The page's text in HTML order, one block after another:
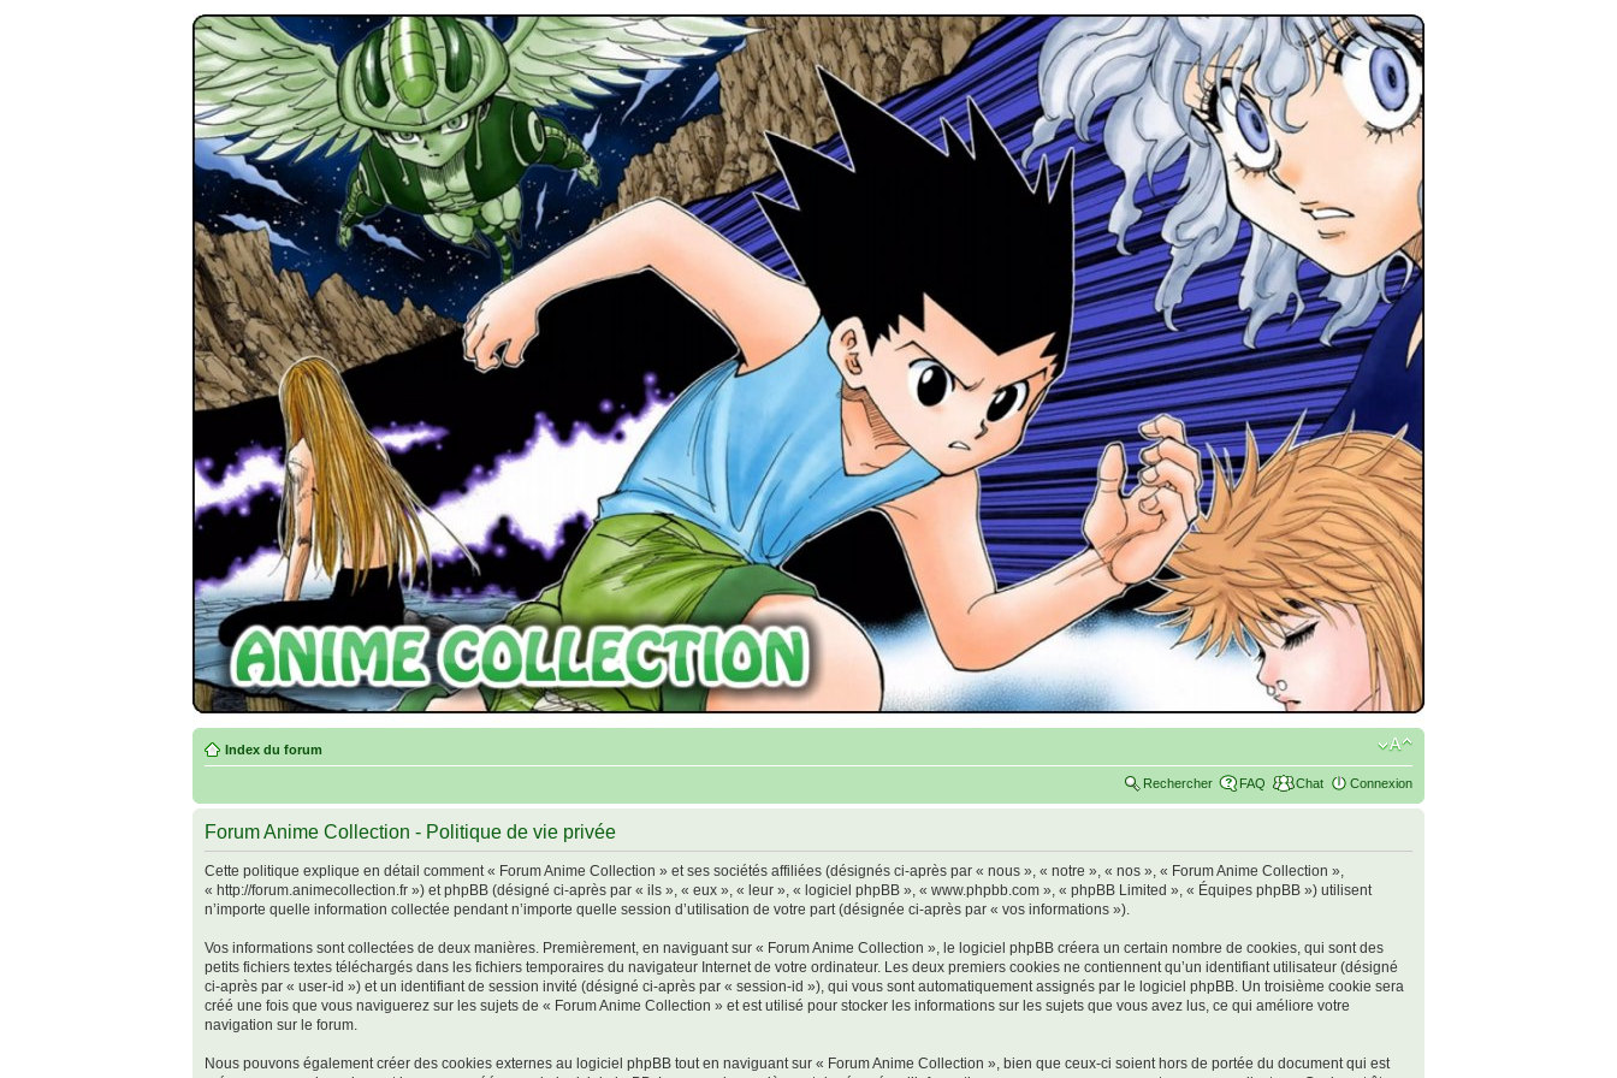
Index du forum
Rechercher FAQ Chat Connexion
Forum Anime Collection - Politique de vie privée
Cette politique explique en détail comment « Forum Anime Collection » et ses sociétés affiliées (désignés ci-après par « nous », « notre », « nos », « Forum Anime Collection »,
« http://forum.animecollection.fr ») et phpBB (désigné ci-après par « ils », « eux », « leur », « logiciel phpBB », « www.phpbb.com », « phpBB Limited », « Équipes phpBB ») utilisent
n’importe quelle information collectée pendant n’importe quelle session d’utilisation de votre part (désignée ci-après par « vos informations »).
Vos informations sont collectées de deux manières. Premièrement, en naviguant sur « Forum Anime Collection », le logiciel phpBB créera un certain nombre de cookies, qui sont des
petits fichiers textes téléchargés dans les fichiers temporaires du navigateur Internet de votre ordinateur. Les deux premiers cookies ne contiennent qu’un identifiant utilisateur (désigné
ci-après par « user-id ») et un identifiant de session invité (désigné ci-après par « session-id »), qui vous sont automatiquement assignés par le logiciel phpBB. Un troisième cookie sera
créé une fois que vous naviguerez sur les sujets de « Forum Anime Collection » et est utilisé pour stocker les informations sur les sujets que vous avez lus, ce qui améliore votre
navigation sur le forum.
Nous pouvons également créer des cookies externes au logiciel phpBB tout en naviguant sur « Forum Anime Collection », bien que ceux-ci soient hors de portée du document qui est